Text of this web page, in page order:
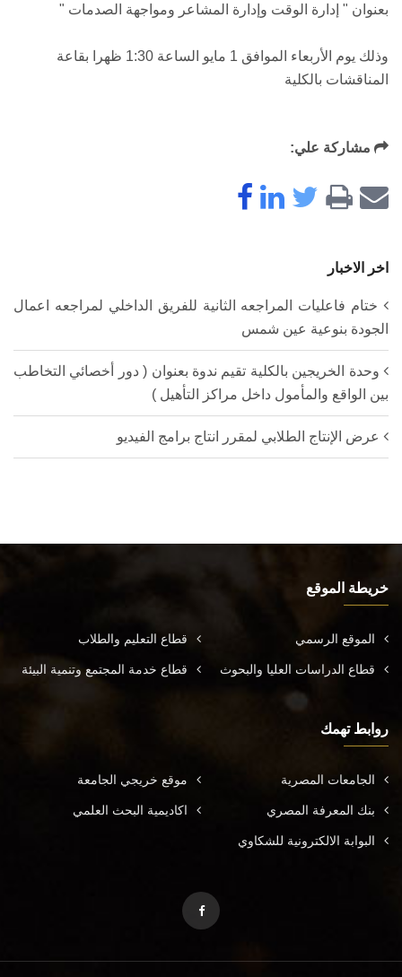
بعنوان " إدارة الوقت وإدارة المشاعر ومواجهة الصدمات "
وذلك يوم الأربعاء الموافق 1 مايو الساعة 1:30 ظهرا بقاعة
المناقشات بالكلية
مشاركة علي:
اخر الاخبار
ختام فاعليات المراجعه الثانية للفريق الداخلي لمراجعه اعمال
الجودة بنوعية عين شمس
وحدة الخريجين بالكلية تقيم ندوة بعنوان ( دور أخصائي التخاطب
بين الواقع والمأمول داخل مراكز التأهيل )
عرض الإنتاج الطلابي لمقرر انتاج برامج الفيديو
خريطة الموقع
الموقع الرسمي قطاع التعليم والطلاب
قطاع الدراسات العليا والبحوث قطاع خدمة المجتمع وتنمية البيئة
روابط تهمك
الجامعات المصرية موقع خريجي الجامعة
بنك المعرفة المصري اكاديمية البحث العلمي
البوابة الالكترونية للشكاوي